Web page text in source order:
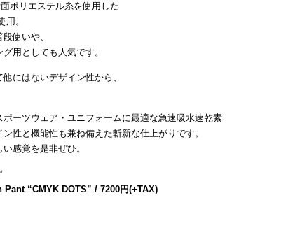
ポリエステル糸を使用した
用。
使いや、
用としても人気です。
にはないデザイン性から、
ーツウェア・ユニフォームに最適な急速吸水速乾素
性と機能性も兼ね備えた斬新な仕上がりです。
感覚を是非ぜひ。
“CMYK DOTS” / 7200円(+TAX)